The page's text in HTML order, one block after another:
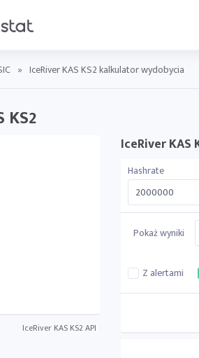
» IceRiver KAS KS2 kalkulator wydobycia
KS2
IceRiver KAS KS2 API
IceRiver KAS
Hashrate
Pokaż wyniki
Z alertami